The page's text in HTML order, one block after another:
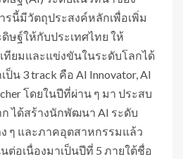
รนี้มีวัตถุประสงค์หลักเพื่อเพิ่ม
ฐ์ให้กับประเทศไทย ให้
ทียมและแข่งขันในระดับโลกได้
น 3 track คือ AI Innovator, AI
โดยในปีที่ผ่าน ๆ มา ประสบ
ก ได้สร้างนักพัฒนา AI ระดับ
ๆ และภาคอุตสาหกรรมแล้ว
ต่อเนื่องมาเป็นปีที่ 5 ภายใต้ชื่อ